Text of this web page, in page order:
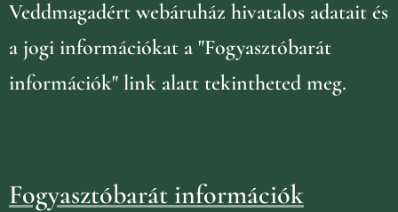
Veddmagadért webáruház hivatalos adatait és
a jogi információkat a "Fogyasztóbarát
információk" link alatt tekintheted meg.
Fogyasztóbarát információk